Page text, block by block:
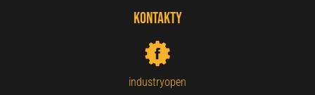
Kontakty
industryopen